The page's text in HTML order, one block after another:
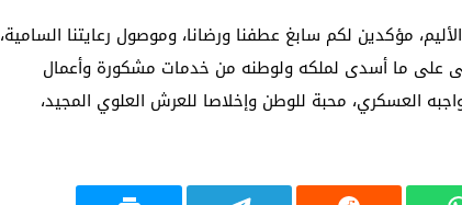
مؤكدين لكم سابغ عطفنا ورضانا، وموصول رعايتنا السامية،
على ما أسدى لملكه ولوطنه من خدمات مشكورة وأعمال
العسكري، محبة للوطن وإخلاصا للعرش العلوي المجيد،